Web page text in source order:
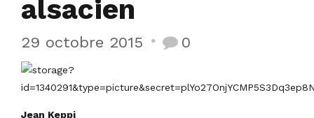
alsacien
29 octobre 2015 0
Jean Keppi